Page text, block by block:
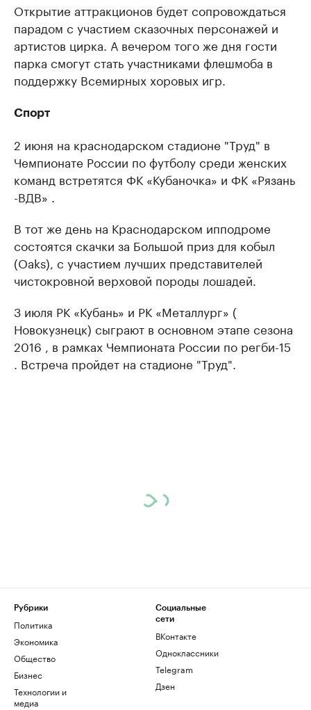
Открытие аттракционов будет сопровождаться
парадом с участием сказочных персонажей и
артистов цирка. А вечером того же дня гости
парка смогут стать участниками флешмоба в
поддержку Всемирных хоровых игр.
Спорт
2 июня на краснодарском стадионе "Труд" в
Чемпионате России по футболу среди женских
команд встретятся ФК «Кубаночка» и ФК «Рязань
-ВДВ» .
В тот же день на Краснодарском ипподроме
состоятся скачки за Большой приз для кобыл
(Oaks), с участием лучших представителей
чистокровной верховой породы лошадей.
3 июля РК «Кубань» и РК «Металлург» (
Новокузнецк) сыграют в основном этапе сезона
2016 , в рамках Чемпионата России по регби-15
. Встреча пройдет на стадионе "Труд".
Рубрики
Политика
Экономика
Общество
Бизнес
Технологии и
медиа
Социальные
сети
ВКонтакте
Одноклассники
Telegram
Дзен